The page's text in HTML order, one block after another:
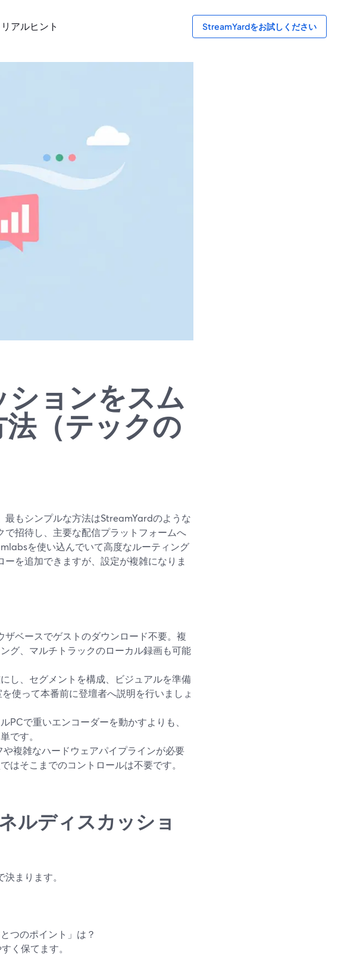
アルヒント StreamYardをお試しください
ョンをスム
（テックの
もシンプルな方法はStreamYardのような
招待し、主要な配信プラットフォームへ
を使い込んでいて高度なルーティング
を追加できますが、設定が複雑になりま
ベースでゲストのダウンロード不要。複
グ、マルチトラックのローカル録画も可能
し、セグメントを構成、ビジュアルを準備
使って本番前に登壇者へ説明を行いましょ
PCで重いエンコーダーを動かすよりも、
です。
複雑なハードウェアパイプラインが必要
はそこまでのコントロールは不要です。
ルディスカッショ
まります。
つのポイント」は？
く保てます。